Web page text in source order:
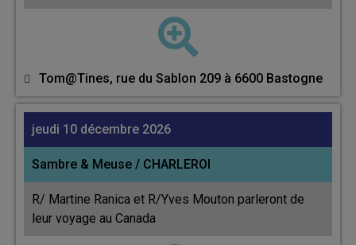
Tom@Tines, rue du Sablon 209 à 6600 Bastogne
jeudi 10 décembre 2026
Sambre & Meuse / CHARLEROI
R/ Martine Ranica et R/Yves Mouton parleront de
leur voyage au Canada